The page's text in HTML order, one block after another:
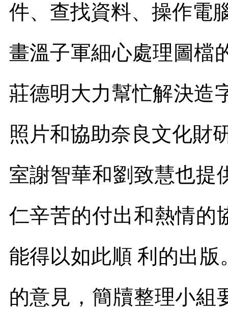
件、查找資料、操作電
畫溫子軍細心處理圖檔
莊德明大力幫忙解決造
照片和協助奈良文化財
室謝智華和劉致慧也提
仁辛苦的付出和熱情的
能得以如此順 利的出
的意見，簡牘整理小組